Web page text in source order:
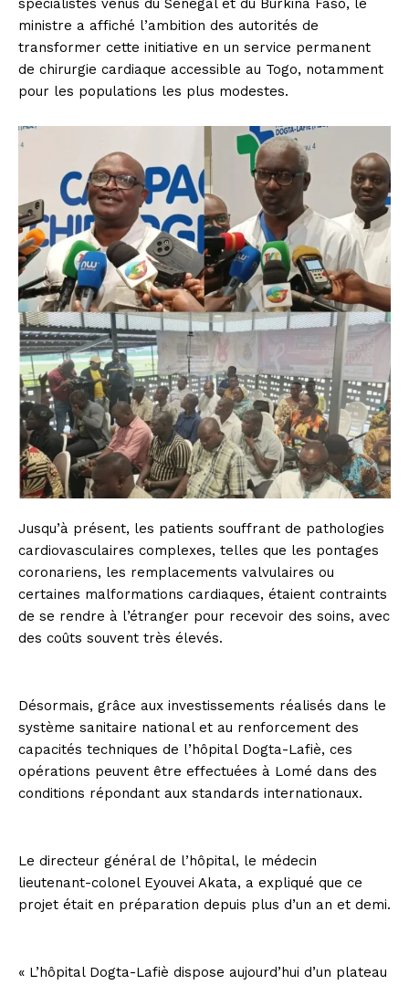
spécialistes venus du Sénégal et du Burkina Faso, le
ministre a affiché l’ambition des autorités de
transformer cette initiative en un service permanent
de chirurgie cardiaque accessible au Togo, notamment
pour les populations les plus modestes.
Jusqu’à présent, les patients souffrant de pathologies
cardiovasculaires complexes, telles que les pontages
coronariens, les remplacements valvulaires ou
certaines malformations cardiaques, étaient contraints
de se rendre à l’étranger pour recevoir des soins, avec
des coûts souvent très élevés.
Désormais, grâce aux investissements réalisés dans le
système sanitaire national et au renforcement des
capacités techniques de l’hôpital Dogta-Lafiè, ces
opérations peuvent être effectuées à Lomé dans des
conditions répondant aux standards internationaux.
Le directeur général de l’hôpital, le médecin
lieutenant-colonel Eyouvei Akata, a expliqué que ce
projet était en préparation depuis plus d’un an et demi.
« L’hôpital Dogta-Lafiè dispose aujourd’hui d’un plateau